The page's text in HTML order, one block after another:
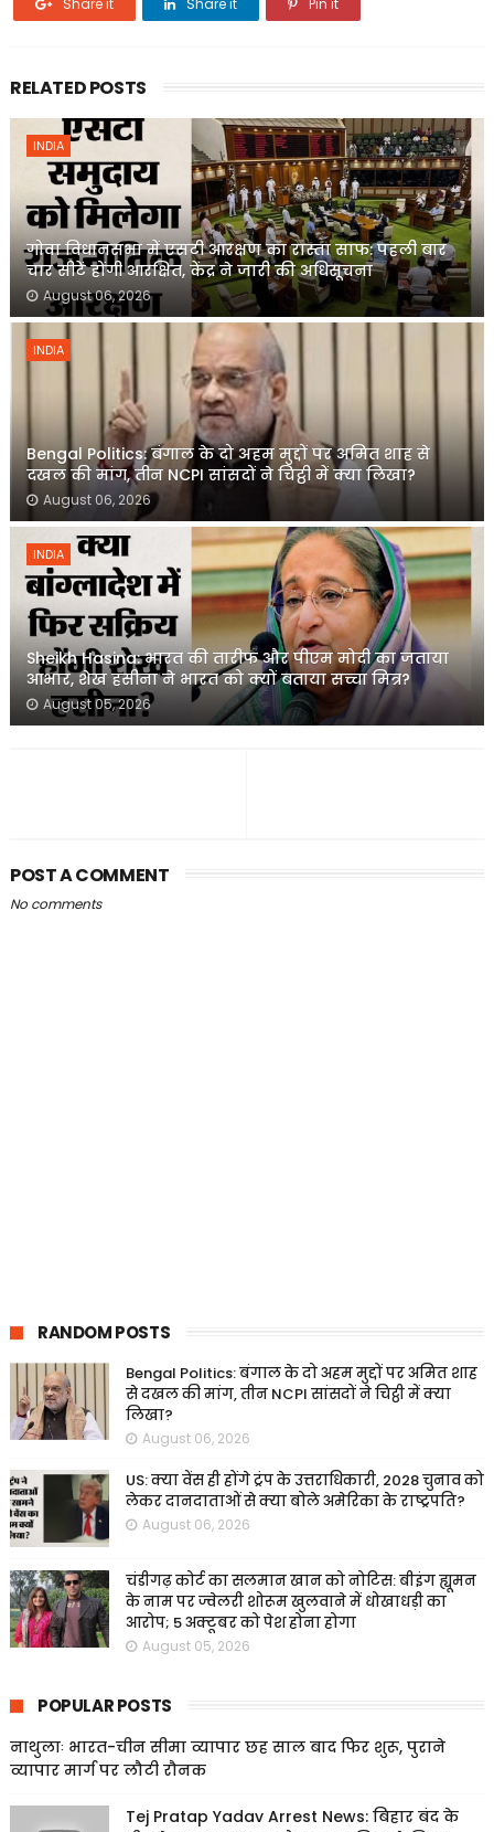
Share it Share it Pin it
RELATED POSTS
INDIA
गोवा विधानसभा में एसटी आरक्षण का रास्ता साफ: पहली बार
चार सीटें होंगी आरक्षित, केंद्र ने जारी की अधिसूचना
August 06, 2026
INDIA
Bengal Politics: बंगाल के दो अहम मुद्दों पर अमित शाह से
दखल की मांग, तीन NCPI सांसदों ने चिट्ठी में क्या लिखा?
August 06, 2026
INDIA
Sheikh Hasina: भारत की तारीफ और पीएम मोदी का जताया
आभार, शेख हसीना ने भारत को क्यों बताया सच्चा मित्र?
August 05, 2026
POST A COMMENT
No comments
RANDOM POSTS
Bengal Politics: बंगाल के दो अहम मुद्दों पर अमित शाह
से दखल की मांग, तीन NCPI सांसदों ने चिट्ठी में क्या
लिखा?
August 06, 2026
US: क्या वेंस ही होंगे ट्रंप के उत्तराधिकारी, 2028 चुनाव को
लेकर दानदाताओं से क्या बोले अमेरिका के राष्ट्रपति?
August 06, 2026
चंडीगढ़ कोर्ट का सलमान खान को नोटिस: बीइंग ह्यूमन
के नाम पर ज्वेलरी शोरूम खुलवाने में धोखाधड़ी का
आरोप; 5 अक्टूबर को पेश होना होगा
August 05, 2026
POPULAR POSTS
नाथुलाः भारत-चीन सीमा व्यापार छह साल बाद फिर शुरू, पुराने
व्यापार मार्ग पर लौटी रौनक
Tej Pratap Yadav Arrest News: बिहार बंद के